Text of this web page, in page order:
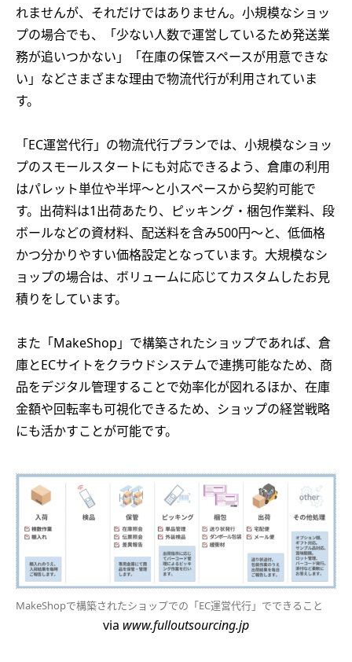
れませんが、それだけではありません。小規模なショッ
プの場合でも、「少ない人数で運営しているため発送業
務が追いつかない」「在庫の保管スペースが用意できな
い」などさまざまな理由で物流代行が利用されていま
す。
「EC運営代行」の物流代行プランでは、小規模なショッ
プのスモールスタートにも対応できるよう、倉庫の利用
はパレット単位や半坪～と小スペースから契約可能で
す。出荷料は1出荷あたり、ピッキング・梱包作業料、段
ボールなどの資材料、配送料を含み500円～と、低価格
かつ分かりやすい価格設定となっています。大規模なシ
ョップの場合は、ボリュームに応じてカスタムしたお見
積りをしています。
また「MakeShop」で構築されたショップであれば、倉
庫とECサイトをクラウドシステムで連携可能なため、商
品をデジタル管理することで効率化が図れるほか、在庫
金額や回転率も可視化できるため、ショップの経営戦略
にも活かすことが可能です。
MakeShopで構築されたショップでの「EC運営代行」でできること
via www.fulloutsourcing.jp